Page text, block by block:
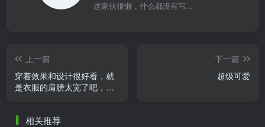
这家伙很懒，什么都没有写...
上一篇
穿着效果和设计很好看，就
是衣服的肩膀太宽了吧，还
内，小 ......
下一篇
超级可爱
相关推荐